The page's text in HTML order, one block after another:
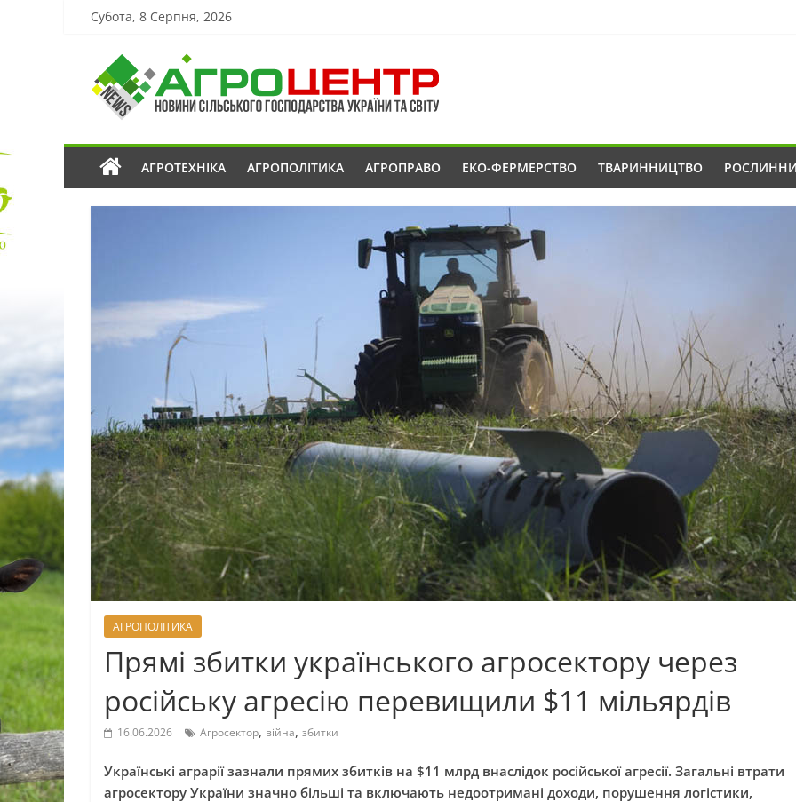
Субота, 8 Серпня, 2026
АГРОТЕХНІКА АГРОПОЛІТИКА АГРОПРАВО ЕКО-ФЕРМЕРСТВО ТВАРИННИЦТВО
АГРОПОЛІТИКА
Прямі збитки українського агросектору через
російську агресію перевищили $11 мільярдів
16.06.2026 Агросектор, війна, збитки
Українські аграрії зазнали прямих збитків на $11 млрд внаслідок російської агресії. Загальні втрати
агросектору України значно більші та включають недоотримані доходи, порушення логістики,